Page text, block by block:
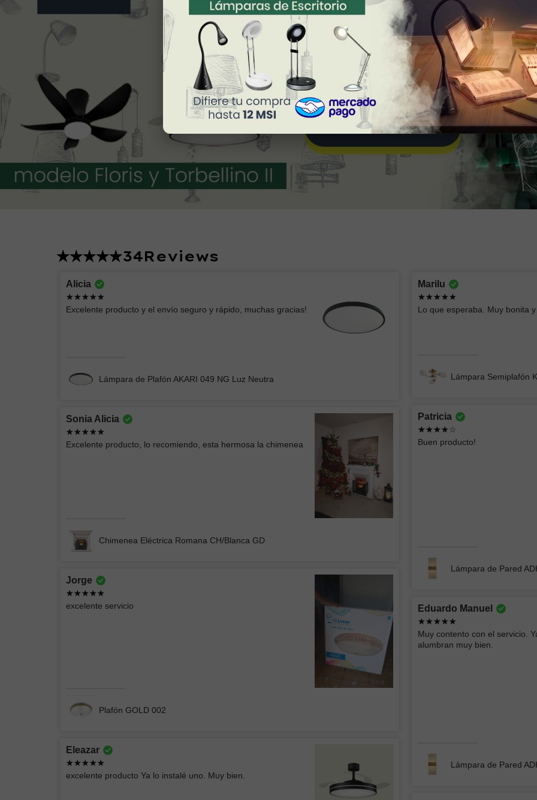
34Reviews
Alicia
Excelente producto y el envío seguro y rápido, muchas gracias!
Lámpara de Plafón AKARI 049 NG Luz Neutra
Marilu
Lo que esperaba. Muy bonita
Lámpara Semiplafón
Sonia Alicia
Excelente producto, lo recomiendo, esta hermosa la chimenea
Chimenea Eléctrica Romana CH/Blanca GD
Patricia
Buen producto!
Lámpara de Pared
Jorge
excelente servicio
Plafón GOLD 002
Eduardo Manuel
Muy contento con el servicio.
alumbran muy bien.
Lámpara de Pared
Eleazar
excelente producto Ya lo instalé uno. Muy bien.
Lucero
Ya había comprado esas lámparas y me
parecen geniales, el servicio fue súper
rápido y clara la info
Andrey Moises
La lámpara se ve muy bien el único detalle
menor es que se ven algo los focos
Lámpara de Techo tipo Plafón WEST 002
EIDRIC
Buen producto y rápida entrega
Empotrado LED SIRAJ 012
Brian
Buena compra, entrega rápido todo muy bien muchas gracias